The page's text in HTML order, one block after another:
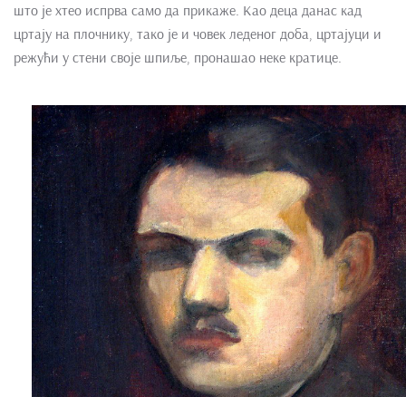
што је хтео испрва само да прикаже. Као деца данас кад
цртају на плочнику, тако је и човек леденог доба, цртајуци и
режући у стени своје шпиље, пронашао неке кратице.